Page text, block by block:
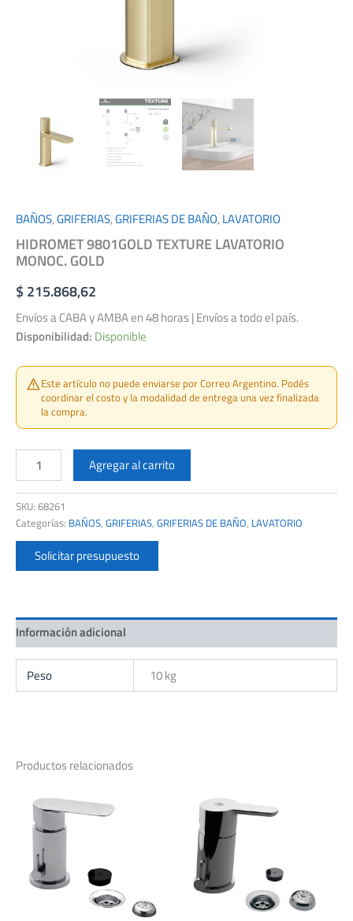
BAÑOS,GRIFERIAS,GRIFERIAS DE BAÑO,LAVATORIO
HIDROMET 9801GOLD TEXTURE LAVATORIO
MONOC. GOLD
$ 215.868,62
Envíos a CABA y AMBA en 48 horas | Envíos a todo el país.
Disponibilidad: Disponible
Este artículo no puede enviarse por Correo Argentino. Podés
coordinar el costo y la modalidad de entrega una vez finalizada
la compra.
HIDROMET
9801GOLD
TEXTURE
LAVATORIO
MONOC.
GOLD
cantidad
Agregar al carrito
SKU: 68261
Categorías: BAÑOS, GRIFERIAS, GRIFERIAS DE BAÑO, LAVATORIO
Solicitar presupuesto
Información adicional
Peso 10 kg
Productos relacionados